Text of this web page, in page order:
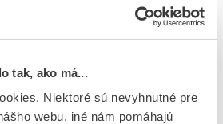
tak, ako má...
Niektoré sú nevyhnutné pre
webu, iné nám pomáhajú
Otázky a odpovede